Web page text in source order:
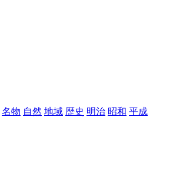
名物 自然 地域 歴史 明治 昭和 平成